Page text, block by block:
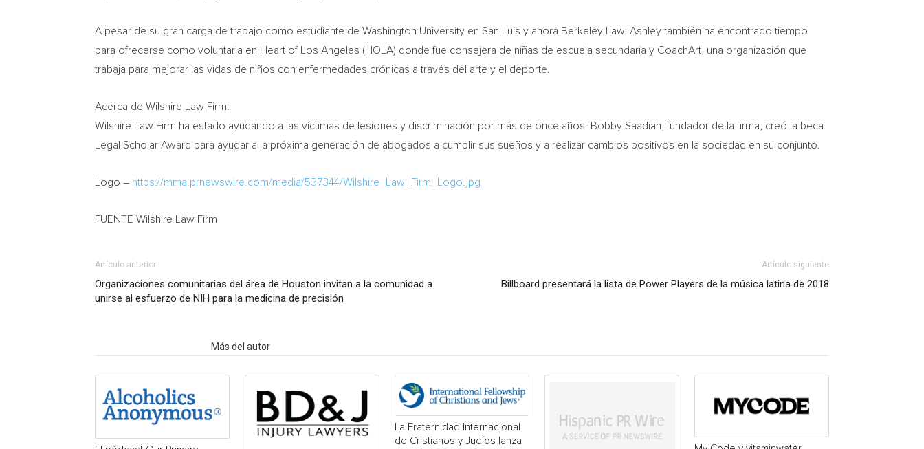
A pesar de su gran carga de trabajo como estudiante de Washington University en San Luis y ahora Berkeley Law, Ashley también ha encontrado tiempo
para ofrecerse como voluntaria en Heart of
Los Angeles (HOLA) donde fue consejera de niñas de escuela secundaria y CoachArt, una organización que
trabaja para mejorar las vidas de niños con enfermedades crónicas a través del arte y el deporte.
Acerca de Wilshire Law Firm:
Wilshire Law Firm ha estado ayudando a las víctimas de lesiones y discriminación por más de once años.
Bobby Saadian , fundador de la firma, creó la beca
Legal Scholar Award para ayudar a la próxima generación de abogados a cumplir sus sueños y a realizar cambios positivos en la sociedad en su conjunto.
Logo – https://mma.prnewswire.com/media/537344/Wilshire_Law_Firm_Logo.jpg
FUENTE Wilshire Law Firm
Artículo anterior
Organizaciones comunitarias del área de Houston invitan a la comunidad a
unirse al esfuerzo de NIH para la medicina de precisión
Artículo siguiente
Billboard presentará la lista de Power Players de la música latina de 2018
Más del autor
La Fraternidad Internacional
de Cristianos y Judíos lanza